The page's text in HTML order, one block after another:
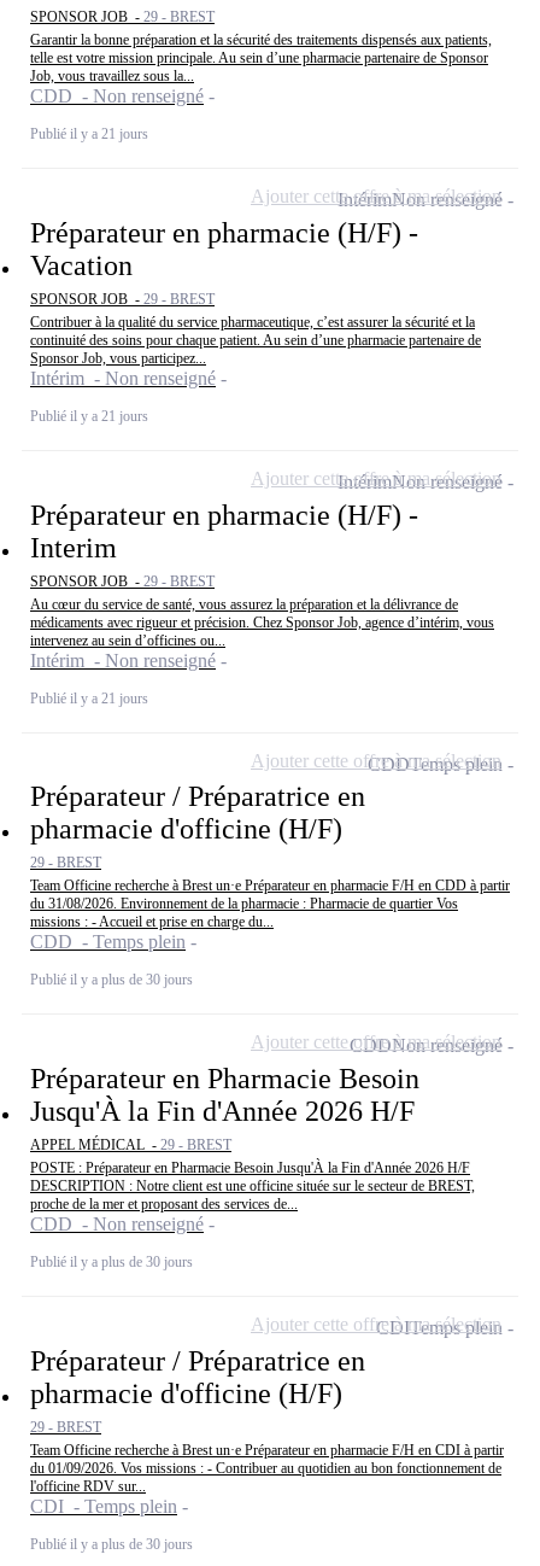
SPONSOR JOB - 29 - BREST
Garantir la bonne préparation et la sécurité des traitements dispensés aux patients,
telle est votre mission principale. Au sein d’une pharmacie partenaire de Sponsor
Job, vous travaillez sous la...
CDD - Non renseigné
Publié il y a 21 jours
Préparateur en pharmacie (H/F) -
Vacation
SPONSOR JOB - 29 - BREST
Contribuer à la qualité du service pharmaceutique, c’est assurer la sécurité et la
continuité des soins pour chaque patient. Au sein d’une pharmacie partenaire de
Sponsor Job, vous participez...
Intérim - Non renseigné
Publié il y a 21 jours
IntérimNon renseigné
Ajouter cette offre à ma sélection
Préparateur en pharmacie (H/F) -
Interim
SPONSOR JOB - 29 - BREST
Au cœur du service de santé, vous assurez la préparation et la délivrance de
médicaments avec rigueur et précision. Chez Sponsor Job, agence d’intérim, vous
intervenez au sein d’officines ou...
Intérim - Non renseigné
Publié il y a 21 jours
IntérimNon renseigné
Ajouter cette offre à ma sélection
Préparateur / Préparatrice en
pharmacie d'officine (H/F)
29 - BREST
Team Officine recherche à Brest un·e Préparateur en pharmacie F/H en CDD à partir
du 31/08/2026. Environnement de la pharmacie : Pharmacie de quartier Vos
missions : - Accueil et prise en charge du...
CDD - Temps plein
Publié il y a plus de 30 jours
CDDTemps plein
Ajouter cette offre à ma sélection
Préparateur en Pharmacie Besoin
Jusqu'À la Fin d'Année 2026 H/F
APPEL MÉDICAL - 29 - BREST
POSTE : Préparateur en Pharmacie Besoin Jusqu'À la Fin d'Année 2026 H/F
DESCRIPTION : Notre client est une officine située sur le secteur de BREST,
proche de la mer et proposant des services de...
CDD - Non renseigné
Publié il y a plus de 30 jours
CDDNon renseigné
Ajouter cette offre à ma sélection
Préparateur / Préparatrice en
pharmacie d'officine (H/F)
29 - BREST
Team Officine recherche à Brest un·e Préparateur en pharmacie F/H en CDI à partir
du 01/09/2026. Vos missions : - Contribuer au quotidien au bon fonctionnement de
l'officine RDV sur...
CDI - Temps plein
Publié il y a plus de 30 jours
CDITemps plein
Ajouter cette offre à ma sélection